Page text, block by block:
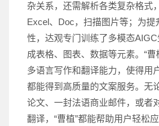
杂关系，还需解析各类复杂格式
Excel、Doc，扫描图片等；为提
性，达观专门训练了多模态
成表格、图表、数据等元素。“曹
多语言写作和翻译能力，使得用
都能得到高质量的文案服务。无
论文、一封法语商业邮件，或者
翻译，“曹植”都能帮助用户轻松